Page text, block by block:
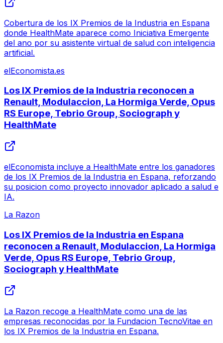
Cobertura de los IX Premios de la Industria en Espana
donde HealthMate aparece como Iniciativa Emergente
del ano por su asistente virtual de salud con inteligencia
artificial.
elEconomista.es
Los IX Premios de la Industria reconocen a
Renault, Modulaccion, La Hormiga Verde, Opus
RS Europe, Tebrio Group, Sociograph y
HealthMate
elEconomista incluye a HealthMate entre los ganadores
de los IX Premios de la Industria en Espana, reforzando
su posicion como proyecto innovador aplicado a salud e
IA.
La Razon
Los IX Premios de la Industria en Espana
reconocen a Renault, Modulaccion, La Hormiga
Verde, Opus RS Europe, Tebrio Group,
Sociograph y HealthMate
La Razon recoge a HealthMate como una de las
empresas reconocidas por la Fundacion TecnoVitae en
los IX Premios de la Industria en Espana.